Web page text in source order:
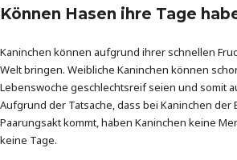
Können Hasen ihre Tage
Kaninchen können aufgrund ihrer schnellen
Welt bringen. Weibliche Kaninchen können
Lebenswoche geschlechtsreif seien und somit
Aufgrund der Tatsache, dass bei Kaninchen der
Paarungsakt kommt, haben Kaninchen keine
keine Tage.